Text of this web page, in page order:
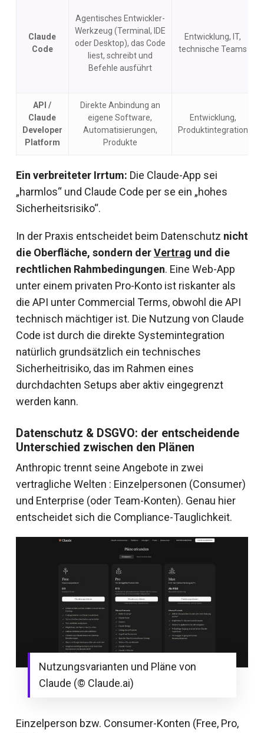
Claude
Code
Agentisches Entwickler-
Werkzeug (Terminal, IDE
oder Desktop), das Code
liest, schreibt und
Befehle ausführt
Entwicklung, IT,
technische Teams
API /
Claude
Developer
Platform
Direkte Anbindung an
eigene Software,
Automatisierungen,
Produkte
Entwicklung,
Produktintegration
Ein verbreiteter Irrtum: Die Claude-App sei
„harmlos“ und Claude Code per se ein „hohes
Sicherheitsrisiko“.
In der Praxis entscheidet beim Datenschutz nicht
die Oberfläche, sondern derVertrag und die
rechtlichen Rahmbedingungen. Eine Web-App
unter einem privaten Pro-Konto ist riskanter als
die API unter Commercial Terms, obwohl die API
technisch mächtiger ist. Die Nutzung von Claude
Code ist durch die direkte Systemintegration
natürlich grundsätzlich ein technisches
Sicherheitrisiko, das im Rahmen eines
durchdachten Setups aber aktiv eingegrenzt
werden kann.
Datenschutz & DSGVO: der entscheidende
Unterschied zwischen den Plänen
Anthropic trennt seine Angebote in zwei
vertragliche Welten : Einzelpersonen (Consumer)
und Enterprise (oder Team-Konten). Genau hier
entscheidet sich die Compliance-Tauglichkeit.
Nutzungsvarianten und Pläne von
Claude (© Claude.ai)
Einzelperson bzw. Consumer-Konten (Free, Pro,